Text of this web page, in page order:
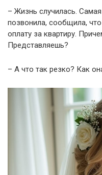
– Жизнь случилась.
позвонила, сообщила,
оплату за квартиру.
Представляешь?
– А что так резко? Как